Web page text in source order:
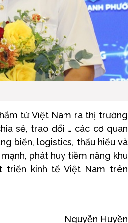
từ Việt Nam ra thị trường
sẻ, trao đổi … các cơ quan
biển, logistics, thấu hiểu và
phát huy tiềm năng khu
triển kinh tế Việt Nam trên
Nguyễn Huyền